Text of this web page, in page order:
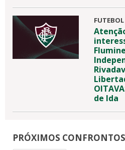
FUTEBOL
de Ida
PRÓXIMOS CONFRONTOS